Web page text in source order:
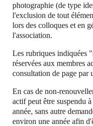
photographie (de type
l'exclusion de tout
lors des colloques et en
l'association.
Les rubriques indiquées
réservées aux membres
consultation de page par
En cas de non-
actif peut être suspendu
année, sans autre
environ une année afin